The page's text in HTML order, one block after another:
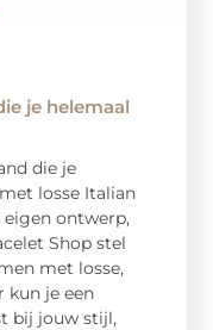
je helemaal
die je
losse Italian
eigen ontwerp,
Shop stel
met losse,
kun je een
bij jouw stijl,